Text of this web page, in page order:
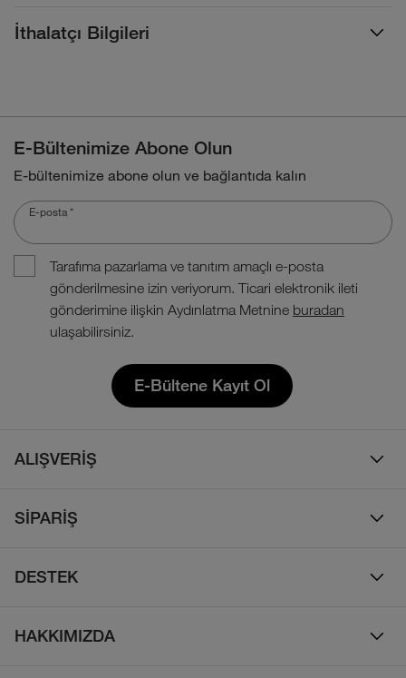
İthalatçı Bilgileri
E-Bültenimize Abone Olun
E-bültenimize abone olun ve bağlantıda kalın
E-posta *
Tarafıma pazarlama ve tanıtım amaçlı e-posta
gönderilmesine izin veriyorum. Ticari elektronik ileti
gönderimine ilişkin Aydınlatma Metnine buradan
ulaşabilirsiniz.
E-Bültene Kayıt Ol
ALIŞVERİŞ
Çocuk
Ayakkabı
SİPARİŞ
İade Politikası
DESTEK
HAKKIMIZDA